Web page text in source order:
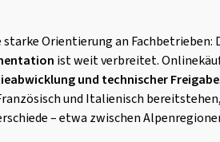
Orientierung an Fachbetrieben:
ist weit verbreitet.
und technischer Freigabe
und Italienisch
– etwa zwischen